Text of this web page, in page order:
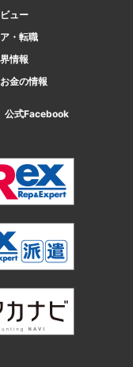
ュー
・転職
情報
金の情報
公式Facebook